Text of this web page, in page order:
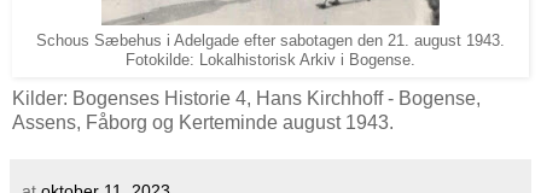
Schous Sæbehus i Adelgade efter sabotagen den 21. august 1943.
Fotokilde: Lokalhistorisk Arkiv i Bogense.
Kilder: Bogenses Historie 4, Hans Kirchhoff - Bogense,
Assens, Fåborg og Kerteminde august 1943.